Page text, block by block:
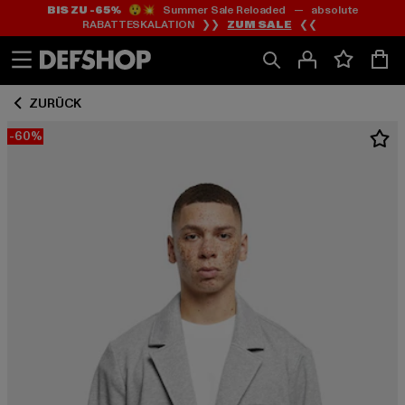
Zum
Inhalt
springen
Zum
Fußzeile
springen
BIS ZU -65%😲💥 Summer Sale Reloaded — absolute
RABATTESKALATION ❯❯ ZUM SALE ❮❮
ZURÜCK
-60%